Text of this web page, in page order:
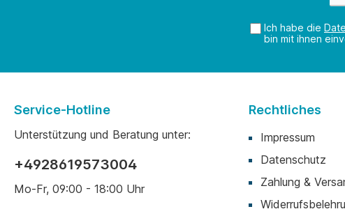
Ich habe die
bin mit ihnen
Service-Hotline
Unterstützung und Beratung unter:
+4928619573004
Mo-Fr, 09:00 - 18:00 Uhr
Rechtliches
Impressum
Datenschutz
Zahlung &